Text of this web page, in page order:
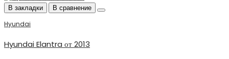
В закладки В сравнение
Hyundai
Hyundai Elantra от 2013